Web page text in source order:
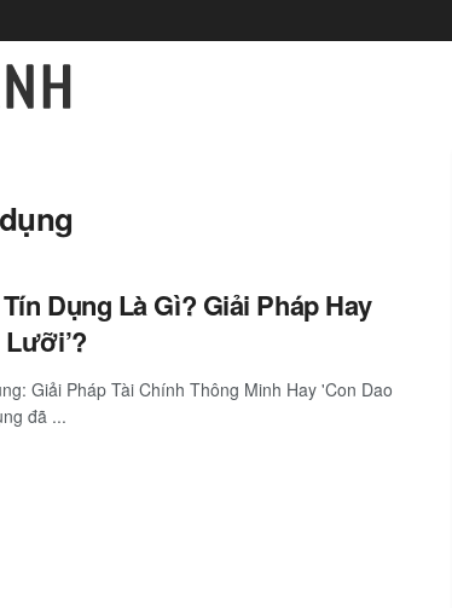
Dụng Là Gì? Giải Pháp Hay
Lưỡi’?
Giải Pháp Tài Chính Thông Minh Hay 'Con Dao
đã ...